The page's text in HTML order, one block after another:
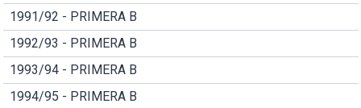
1991/92 - PRIMERA B
1992/93 - PRIMERA B
1993/94 - PRIMERA B
1994/95 - PRIMERA B